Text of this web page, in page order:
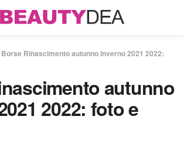
Borse Rinascimento autunno inverno 2021 2022:
autunno
2022: foto e